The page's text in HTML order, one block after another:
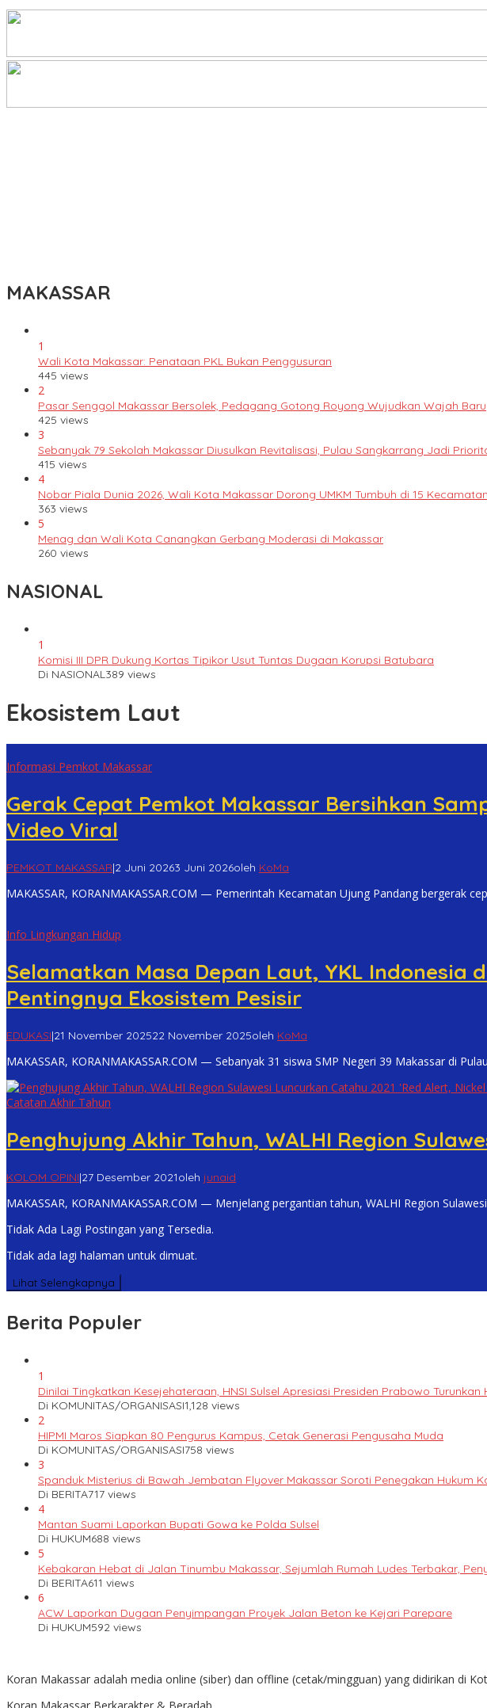
MAKASSAR
1
Wali Kota Makassar: Penataan PKL Bukan Penggusuran
445 views
2
Pasar Senggol Makassar Bersolek, Pedagang Gotong Royong Wujudkan Wajah Baru
425 views
3
Sebanyak 79 Sekolah Makassar Diusulkan Revitalisasi, Pulau Sangkarrang Jadi
415 views
4
Nobar Piala Dunia 2026, Wali Kota Makassar Dorong UMKM Tumbuh di 15 Kecamatan
363 views
5
Menag dan Wali Kota Canangkan Gerbang Moderasi di Makassar
260 views
NASIONAL
1
Komisi III DPR Dukung Kortas Tipikor Usut Tuntas Dugaan Korupsi Batubara
Di NASIONAL389 views
Ekosistem Laut
Informasi Pemkot Makassar
Gerak Cepat Pemkot Makassar Bersihkan
Video Viral
PEMKOT MAKASSAR|2 Juni 20263 Juni 2026oleh KoMa
MAKASSAR, KORANMAKASSAR.COM — Pemerintah Kecamatan Ujung Pandang bergerak
Info Lingkungan Hidup
Selamatkan Masa Depan Laut, YKL Indonesia
Pentingnya Ekosistem Pesisir
EDUKASI|21 November 202522 November 2025oleh KoMa
MAKASSAR, KORANMAKASSAR.COM — Sebanyak 31 siswa SMP Negeri 39 Makassar di
Catatan Akhir Tahun
Penghujung Akhir Tahun, WALHI Region
KOLOM OPINI|27 Desember 2021oleh junaid
MAKASSAR, KORANMAKASSAR.COM — Menjelang pergantian tahun, WALHI Region
Tidak Ada Lagi Postingan yang Tersedia.
Tidak ada lagi halaman untuk dimuat.
Lihat Selengkapnya
Berita Populer
1
Dinilai Tingkatkan Kesejehateraan, HNSI Sulsel Apresiasi Presiden Prabowo Turunkan
Di KOMUNITAS/ORGANISASI1,128 views
2
HIPMI Maros Siapkan 80 Pengurus Kampus, Cetak Generasi Pengusaha Muda
Di KOMUNITAS/ORGANISASI758 views
3
Spanduk Misterius di Bawah Jembatan Flyover Makassar Soroti Penegakan Hukum
Di BERITA717 views
4
Mantan Suami Laporkan Bupati Gowa ke Polda Sulsel
Di HUKUM688 views
5
Kebakaran Hebat di Jalan Tinumbu Makassar, Sejumlah Rumah Ludes Terbakar,
Di BERITA611 views
6
ACW Laporkan Dugaan Penyimpangan Proyek Jalan Beton ke Kejari Parepare
Di HUKUM592 views
Koran Makassar adalah media online (siber) dan offline (cetak/mingguan) yang didirikan di